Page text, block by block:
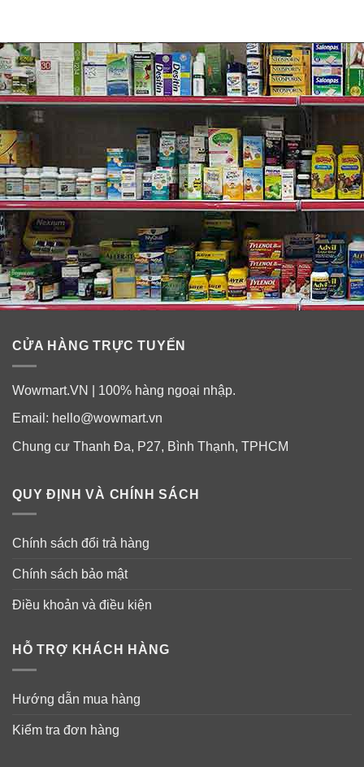
CỬA HÀNG TRỰC TUYẾN
Wowmart.VN | 100% hàng ngoại nhập.
Email: hello@wowmart.vn
Chung cư Thanh Đa, P27, Bình Thạnh, TPHCM
QUY ĐỊNH VÀ CHÍNH SÁCH
Chính sách đổi trả hàng
Chính sách bảo mật
Điều khoản và điều kiện
HỖ TRỢ KHÁCH HÀNG
Hướng dẫn mua hàng
Kiểm tra đơn hàng